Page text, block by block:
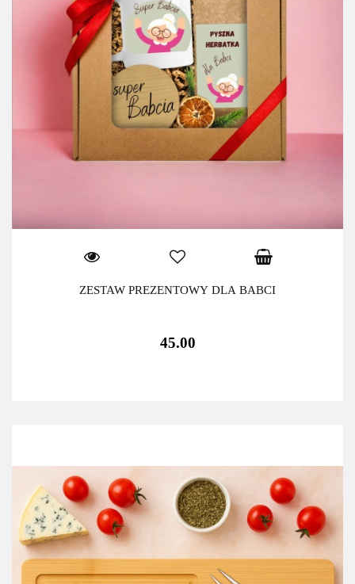
ZESTAW PREZENTOWY DLA BABCI
45.00